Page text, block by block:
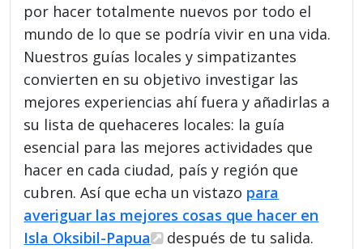
por hacer totalmente nuevos por todo el
mundo de lo que se podría vivir en una vida.
Nuestros guías locales y simpatizantes
convierten en su objetivo investigar las
mejores experiencias ahí fuera y añadirlas a
su lista de quehaceres locales: la guía
esencial para las mejores actividades que
hacer en cada ciudad, país y región que
cubren. Así que echa un vistazo para
averiguar las mejores cosas que hacer en
Isla Oksibil-Papua
después de tu salida.